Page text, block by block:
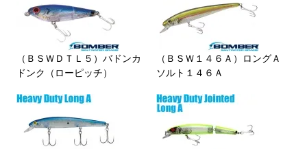
（ＢＳＷＤＴＬ５）バドンカ
ドンク（ローピッチ）
（ＢＳＷ１４６Ａ）ロングＡ
ソルト１４６Ａ